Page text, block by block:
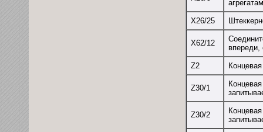
X26/25
X62/12
Z2
Z30/1
Z30/2